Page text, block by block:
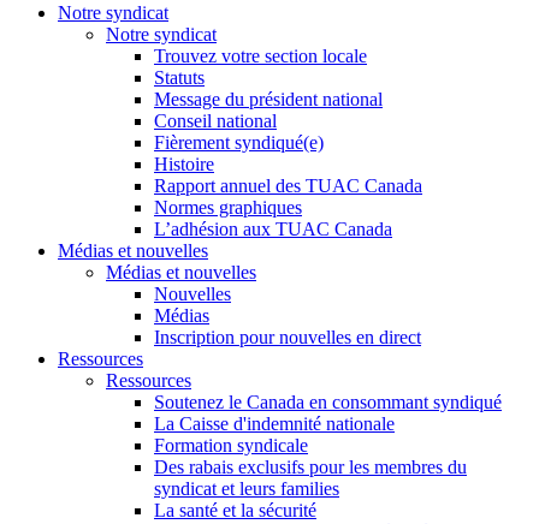
Notre syndicat
Notre syndicat
Trouvez votre section locale
Statuts
Message du président national
Conseil national
Fièrement syndiqué(e)
Histoire
Rapport annuel des TUAC Canada
Normes graphiques
L’adhésion aux TUAC Canada
Médias et nouvelles
Médias et nouvelles
Nouvelles
Médias
Inscription pour nouvelles en direct
Ressources
Ressources
Soutenez le Canada en consommant syndiqué
La Caisse d'indemnité nationale
Formation syndicale
Des rabais exclusifs pour les membres du
syndicat et leurs families
La santé et la sécurité